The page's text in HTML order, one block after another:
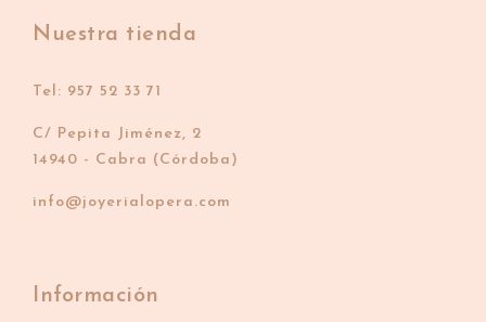
Nuestra tienda
Tel: 957 52 33 71
C/ Pepita Jiménez, 2
14940 - Cabra (Córdoba)
info@joyerialopera.com
Información